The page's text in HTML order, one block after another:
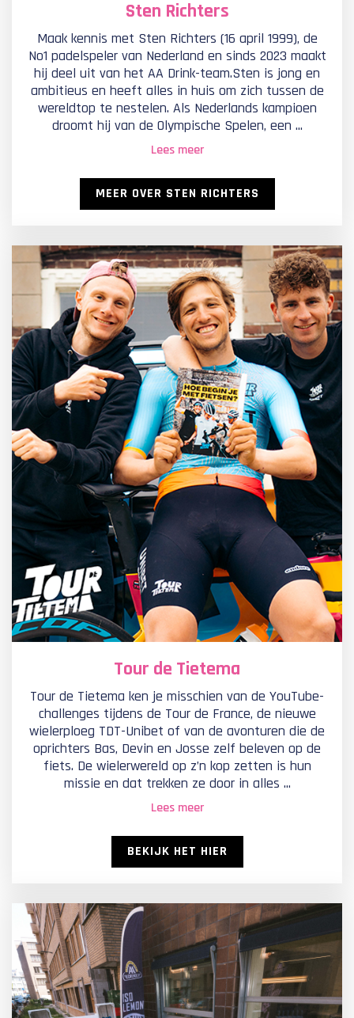
Sten Richters
Maak kennis met Sten Richters (16 april 1999), de
No1 padelspeler van Nederland en sinds 2023 maakt
hij deel uit van het AA Drink-team.Sten is jong en
ambitieus en heeft alles in huis om zich tussen de
wereldtop te nestelen. Als Nederlands kampioen
droomt hij van de Olympische Spelen, een ...
Lees meer
MEER OVER STEN RICHTERS
Tour de Tietema
Tour de Tietema ken je misschien van de YouTube-
challenges tijdens de Tour de France, de nieuwe
wielerploeg TDT-Unibet of van de avonturen die de
oprichters Bas, Devin en Josse zelf beleven op de
fiets. De wielerwereld op z’n kop zetten is hun
missie en dat trekken ze door in alles ...
Lees meer
BEKIJK HET HIER